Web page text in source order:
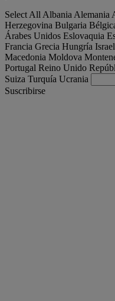
Select All Albania Alemania
Herzegovina Bulgaria
Árabes Unidos Eslovaquia
Francia Grecia Hungría Israel
Macedonia Moldova
Portugal Reino Unido
Suiza Turquía Ucrania
Suscribirse